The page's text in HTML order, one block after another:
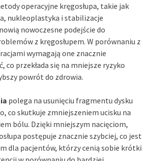
operacyjne kręgosłupa, takie jak
nukleoplastyka i stabilizacje
nowoczesne podejście do
z kręgosłupem. W porównaniu z
wymagają one znacznie
co przekłada się na mniejsze ryzyko
powrót do zdrowia.
polega na usunięciu fragmentu dysku
co skutkuje zmniejszeniem ucisku na
bólu. Dzięki mniejszym nacięciom,
postępuje znacznie szybciej, co jest
dla pacjentów, którzy cenią sobie krótki